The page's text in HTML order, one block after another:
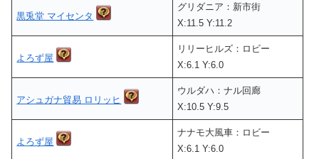
黒兎堂 マイセンタ
グリダニア：新市街
X:11.5 Y:11.2
よろず屋
リリーヒルズ：ロビー
X:6.1 Y:6.0
アシュガナ貿易 ロリッヒ
ウルダハ：ナル回廊
X:10.5 Y:9.5
よろず屋
ナナモ大風車：ロビー
X:6.1 Y:6.0